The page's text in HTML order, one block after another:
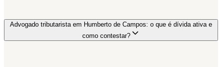
Advogado tributarista em Humberto de Campos: o que é dívida ativa e
como contestar?